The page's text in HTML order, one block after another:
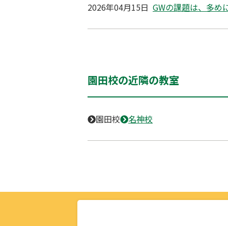
2026年04月15日 GWの課題は、多め
園田校の近隣の教室
園田校 名神校